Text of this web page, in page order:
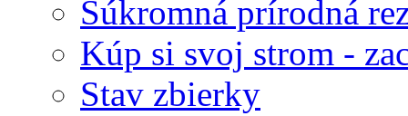
Súkromná prírodná
Kúp si svoj strom -
Stav zbierky